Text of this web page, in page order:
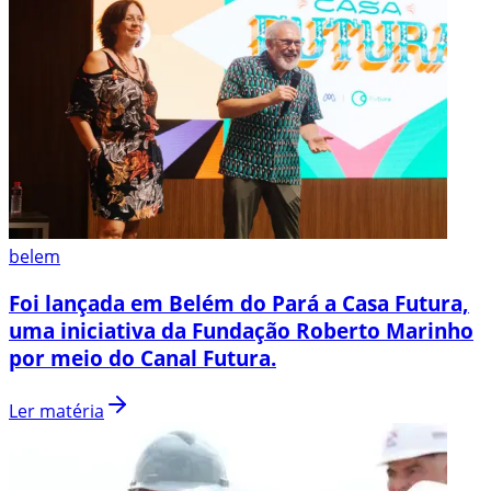
belem
Foi lançada em Belém do Pará a Casa Futura,
uma iniciativa da Fundação Roberto Marinho
por meio do Canal Futura.
Ler matéria